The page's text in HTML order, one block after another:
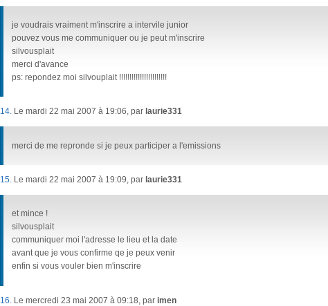
je voudrais vraiment m'inscrire a intervile junior
pouvez vous me communiquer ou je peut m'inscrire
silvousplait
merci d'avance
ps: repondez moi silvouplait !!!!!!!!!!!!!!!!!!!!!!!
14. Le mardi 22 mai 2007 à 19:06, par laurie331
merci de me repronde si je peux participer a l'emissions
15. Le mardi 22 mai 2007 à 19:09, par laurie331
et mince !
silvousplait
communiquer moi l'adresse le lieu et la date
avant que je vous confirme qe je peux venir
enfin si vous vouler bien m'inscrire
16. Le mercredi 23 mai 2007 à 09:18, par imen